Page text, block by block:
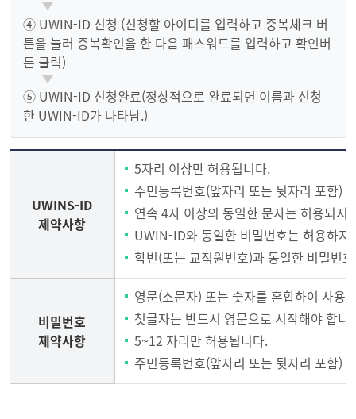
④ UWIN-ID 신청 (신청할 아이디를 입력하고 중복체크 버
튼을 눌러 중복확인을 한 다음 패스워드를 입력하고 확인버
튼 클릭)
⑤ UWIN-ID 신청완료(정상적으로 완료되면 이름과 신청
한 UWIN-ID가 나타남.)
UWINS-ID
제약사항
5자리 이상만 허용됩니다.
주민등록번호(앞자리 또는 뒷자리 포함)
연속 4자 이상의 동일한 문자는 허용되지
UWIN-ID와 동일한 비밀번호는 허용하지
학번(또는 교직원번호)과 동일한 비밀번
비밀번호
제약사항
영문(소문자) 또는 숫자를 혼합하여 사용
첫글자는 반드시 영문으로 시작해야 합니
5~12 자리만 허용됩니다.
주민등록번호(앞자리 또는 뒷자리 포함)